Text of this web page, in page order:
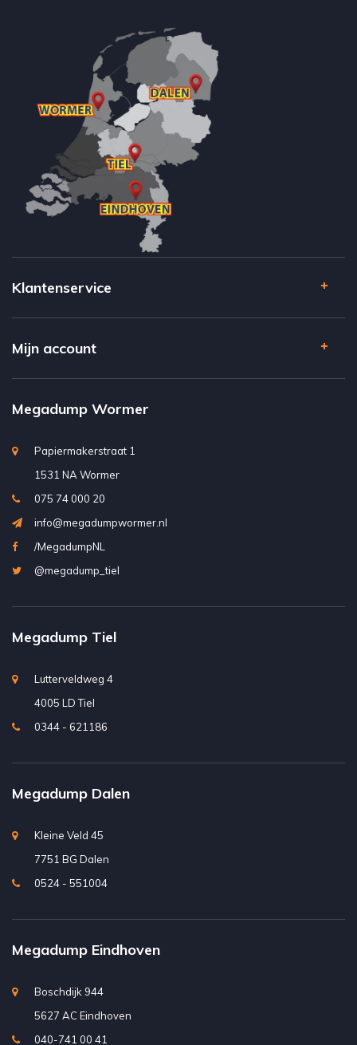
Klantenservice
Mijn account
Megadump Wormer
Papiermakerstraat 1
1531 NA Wormer
075 74 000 20
info@megadumpwormer.nl
/MegadumpNL
@megadump_tiel
Megadump Tiel
Lutterveldweg 4
4005 LD Tiel
0344 - 621186
Megadump Dalen
Kleine Veld 45
7751 BG Dalen
0524 - 551004
Megadump Eindhoven
Boschdijk 944
5627 AC Eindhoven
040-741 00 41